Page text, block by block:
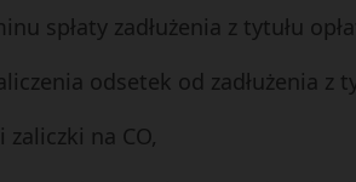
spłaty zadłużenia z tytułu
odsetek od zadłużenia z
na CO,